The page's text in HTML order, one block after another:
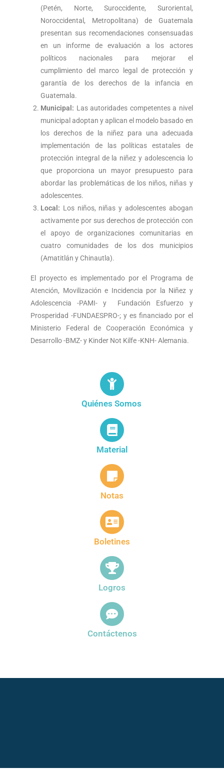
(Petén, Norte, Suroccidente, Suroriental,
Noroccidental, Metropolitana) de Guatemala
presentan sus recomendaciones consensuadas
en un informe de evaluación a los actores
políticos nacionales para mejorar el
cumplimiento del marco legal de protección y
garantía de los derechos de la infancia en
Guatemala.
Municipal: Las autoridades competentes a nivel
municipal adoptan y aplican el modelo basado en
los derechos de la niñez para una adecuada
implementación de las políticas estatales de
protección integral de la niñez y adolescencia lo
que proporciona un mayor presupuesto para
abordar las problemáticas de los niños, niñas y
adolescentes.
Local: Los niños, niñas y adolescentes abogan
activamente por sus derechos de protección con
el apoyo de organizaciones comunitarias en
cuatro comunidades de los dos municipios
(Amatitlán y Chinautla).
El proyecto es implementado por el Programa de
Atención, Movilización e Incidencia por la Niñez y
Adolescencia -PAMI- y Fundación Esfuerzo y
Prosperidad -FUNDAESPRO-; y es financiado por el
Ministerio Federal de Cooperación Económica y
Desarrollo -BMZ- y Kinder Not Kilfe -KNH- Alemania.
Quiénes Somos
Material
Notas
Boletines
Logros
Contáctenos